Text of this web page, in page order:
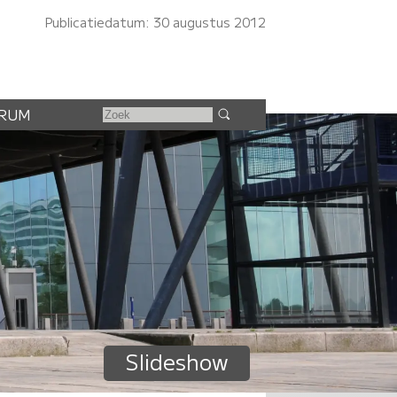
Publicatiedatum: 30 augustus 2012
Slideshow